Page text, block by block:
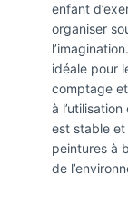
enfant
organiser
idéale pour
comptage
à
est stable et
peintures à
de